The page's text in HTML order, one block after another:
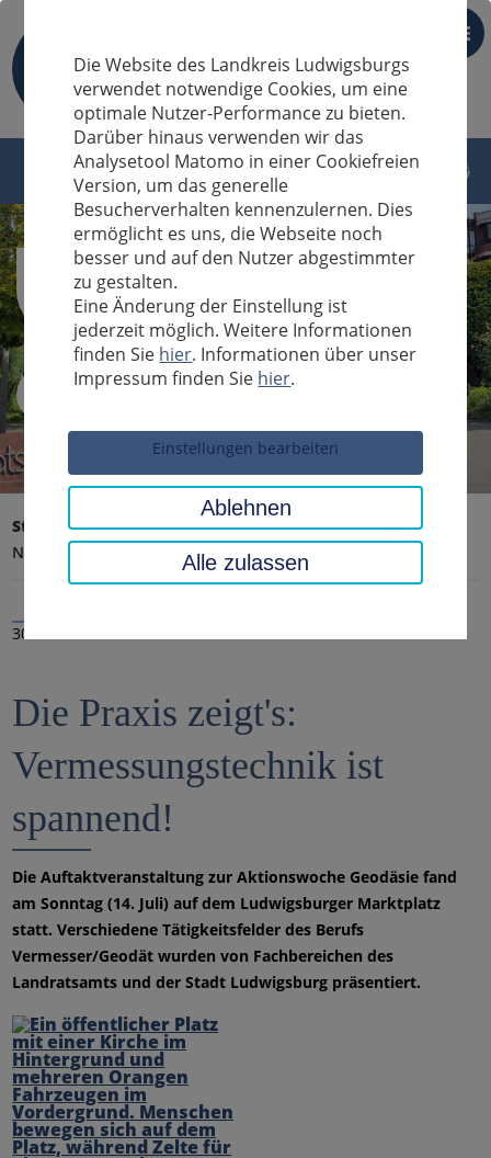
DE
Sucheingabe
Startseite Landratsamt, Landkreis
Aktuelles
Nachrichten
30.07.2019
Die Praxis zeigt's:
Vermessungstechnik ist
spannend!
Die Auftaktveranstaltung zur Aktionswoche Geodäsie fand
am Sonntag (14. Juli) auf dem Ludwigsburger Marktplatz
statt. Verschiedene Tätigkeitsfelder des Berufs
Vermesser/Geodät wurden von Fachbereichen des
Landratsamts und der Stadt Ludwigsburg präsentiert.
Die Website des Landkreis Ludwigsburgs
verwendet notwendige Cookies, um eine
optimale Nutzer-Performance zu bieten.
Darüber hinaus verwenden wir das
Analysetool Matomo in einer Cookiefreien
Version, um das generelle
Besucherverhalten kennenzulernen. Dies
ermöglicht es uns, die Webseite noch
besser und auf den Nutzer abgestimmter
zu gestalten.
Eine Änderung der Einstellung ist
jederzeit möglich. Weitere Informationen
finden Sie hier. Informationen über unser
Impressum finden Sie hier.
Einstellungen bearbeiten
Ablehnen
Alle zulassen